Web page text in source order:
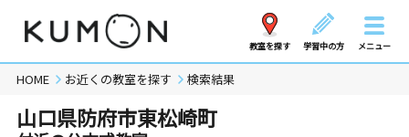
教室を探す 学習中の方 メニュー
HOME お近くの教室を探す 検索結果
山口県防府市東松崎町